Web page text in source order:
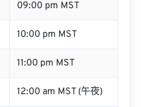
09:00 pm MST
10:00 pm MST
11:00 pm MST
12:00 am MST (午夜)